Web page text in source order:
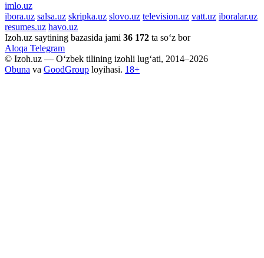
imlo.uz
ibora.uz salsa.uz skripka.uz slovo.uz television.uz vatt.uz iboralar.uz
resumes.uz havo.uz
Izoh.uz saytining bazasida jami 36 172 ta so‘z bor
Aloqa Telegram
© Izoh.uz — O‘zbek tilining izohli lug‘ati, 2014–2026
Obuna va GoodGroup loyihasi. 18+